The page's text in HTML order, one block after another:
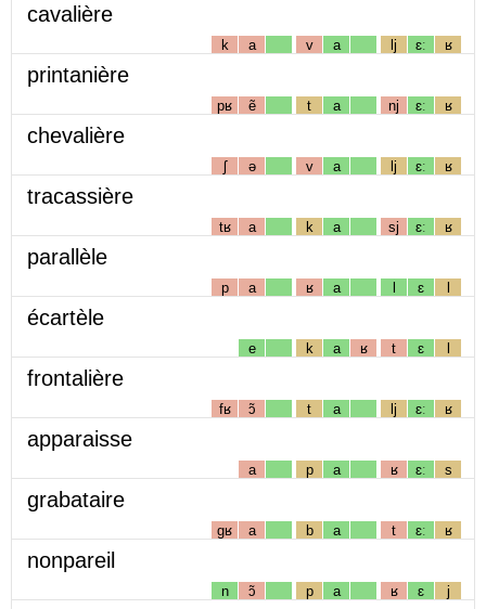
cavalière
k a v a lj ɛː ʁ
printanière
pʁ ẽ t a nj ɛː ʁ
chevalière
ʃ ə v a lj ɛː ʁ
tracassière
tʁ a k a sj ɛː ʁ
parallèle
p a ʁ a l ɛ l
écartèle
e k a ʁ t ɛ l
frontalière
fʁ ɔ̃ t a lj ɛː ʁ
apparaisse
a p a ʁ ɛː s
grabataire
gʁ a b a t ɛː ʁ
nonpareil
n ɔ̃ p a ʁ ɛ j